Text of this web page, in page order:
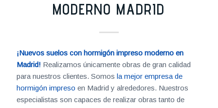
MODERNO MADRID
¡Nuevos suelos con hormigón impreso moderno en
Madrid! Realizamos únicamente obras de gran calidad
para nuestros clientes. Somos la mejor empresa de
hormigón impreso en Madrid y alrededores. Nuestros
especialistas son capaces de realizar obras tanto de